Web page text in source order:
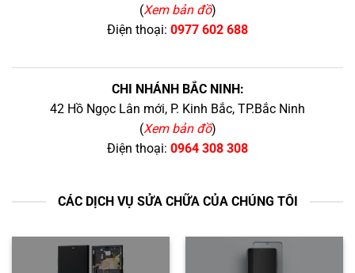
(Xem bản đồ)
Điện thoại: 0977 602 688
CHI NHÁNH BẮC NINH:
42 Hồ Ngọc Lân mới, P. Kinh Bắc, TP.Bắc Ninh
(Xem bản đồ)
Điện thoại: 0964 308 308
CÁC DỊCH VỤ SỬA CHỮA CỦA CHÚNG TÔI